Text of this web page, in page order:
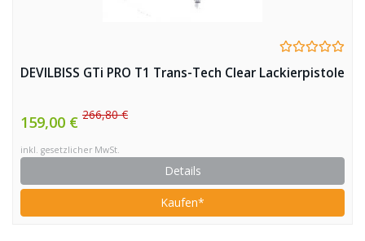
DEVILBISS GTi PRO T1 Trans-Tech Clear Lackierpistole
159,00 € 266,80 €
inkl. gesetzlicher MwSt.
Details
Kaufen*